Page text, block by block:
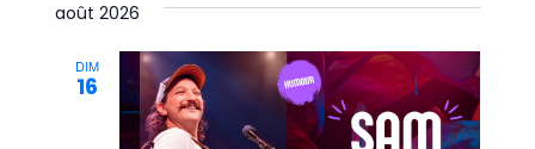
août 2026
DIM
16